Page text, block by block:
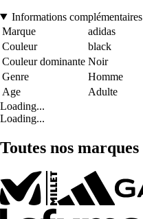
Informations complémentaires
Marque
adidas
Couleur
black
Couleur dominante Noir
Genre
Homme
Age
Adulte
Loading...
Loading...
Toutes nos marques